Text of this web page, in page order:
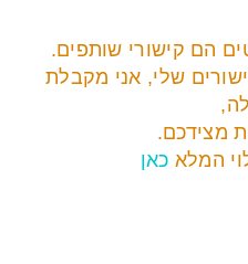
הם קישורי שותפים.
שלי, אני מקבלת
מצידכם.
המלא כאן